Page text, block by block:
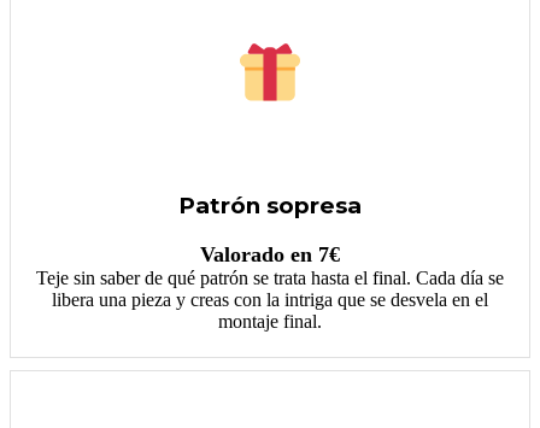
Patrón sopresa
Valorado en 7€
Teje sin saber de qué patrón se trata hasta el final. Cada día se
libera una pieza y creas con la intriga que se desvela en el
montaje final.